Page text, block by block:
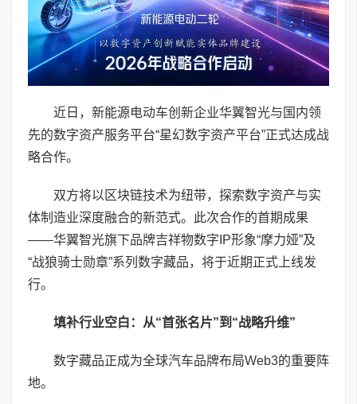
近日，新能源电动车创新企业华翼智光与国内领
先的数字资产服务平台“星幻数字资产平台”正式达成战
略合作。
双方将以区块链技术为纽带，探索数字资产与实
体制造业深度融合的新范式。此次合作的首期成果
——华翼智光旗下品牌吉祥物数字IP形象“摩力娅”及
“战狼骑士勋章”系列数字藏品，将于近期正式上线发
行。
填补行业空白：从“首张名片”到“战略升维”
数字藏品正成为全球汽车品牌布局Web3的重要阵
地。